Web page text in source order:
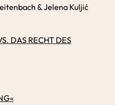
& Jelena Kuljić
DAS RECHT DES